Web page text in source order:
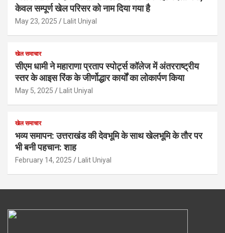
केवल सम्पूर्ण खेल परिसर को नाम दिया गया है
May 23, 2025 Lalit Uniyal
खेल समाचार
सीएम धामी ने महाराणा प्रताप स्पोर्ट्स कॉलेज में अंतरराष्ट्रीय
स्तर के आइस रिंक के जीर्णोद्धार कार्यों का लोकार्पण किया
May 5, 2025 Lalit Uniyal
खेल समाचार
भव्य समापन: उत्तराखंड की देवभूमि के साथ खेलभूमि के तौर पर
भी बनी पहचान: शाह
February 14, 2025 Lalit Uniyal